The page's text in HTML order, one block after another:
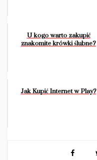
U kogo warto zakupić
znakomite krówki ślubne?
Jak Kupić Internet w Play?